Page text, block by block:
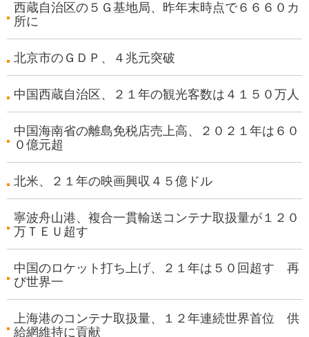
西蔵自治区の５Ｇ基地局、昨年末時点で６６６０カ
所に
北京市のＧＤＰ、４兆元突破
中国西蔵自治区、２１年の観光客数は４１５０万人
中国海南省の離島免税店売上高、２０２１年は６０
０億元超
北米、２１年の映画興収４５億ドル
寧波舟山港、複合一貫輸送コンテナ取扱量が１２０
万ＴＥＵ超す
中国のロケット打ち上げ、２１年は５０回超す 再
び世界一
上海港のコンテナ取扱量、１２年連続世界首位 供
給網維持に貢献